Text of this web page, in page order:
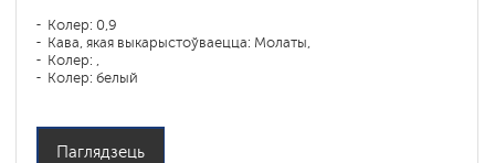
Колер: 0,9
Кава, якая выкарыстоўваецца: Молаты,
Колер: ,
Колер: белый
Паглядзець